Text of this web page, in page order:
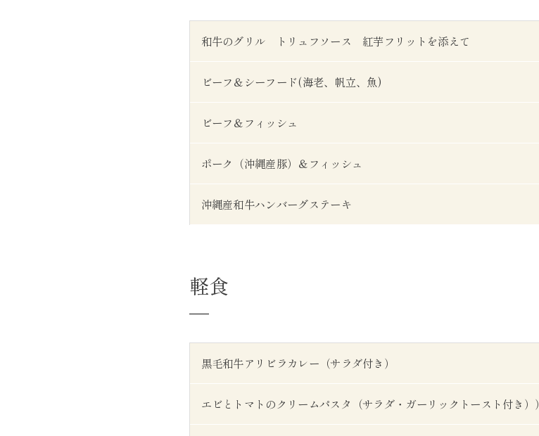
和牛のグリル トリュフソース 紅芋フリットを添えて
ビーフ＆シーフード(海老、帆立、魚)
ビーフ＆フィッシュ
ポーク（沖縄産豚）＆フィッシュ
沖縄産和牛ハンバーグステーキ
軽食
黒毛和牛アリビラカレー（サラダ付き）
エビとトマトのクリームパスタ（サラダ・ガーリックトースト付き））